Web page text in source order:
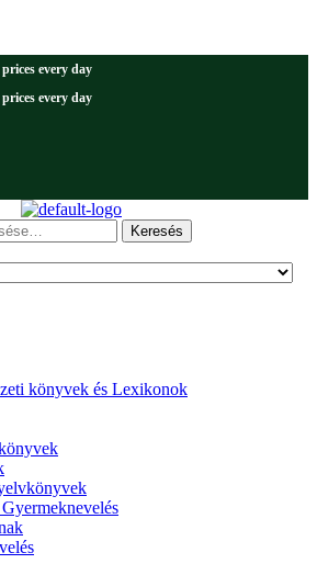
every day
every day
Keresés
könyvek és Lexikonok